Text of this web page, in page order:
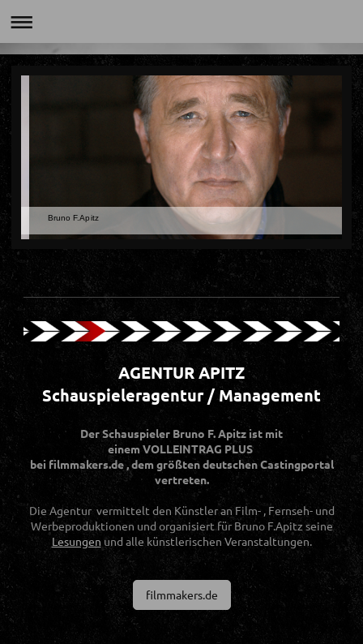
Bruno F.Apitz
AGENTUR APITZ
Schauspieleragentur / Management
Der Schauspieler Bruno F. Apitz ist mit
einemVOLLEINTRAG PLUS
bei filmmakers.de , dem größten deutschen Castingportal
vertreten.
Die Agentur vermittelt den Künstler an Film- , Fernseh- und
Werbeproduktionen und organisiert für Bruno F.Apitz seine
Lesungen und alle künstlerischen Veranstaltungen.
filmmakers.de